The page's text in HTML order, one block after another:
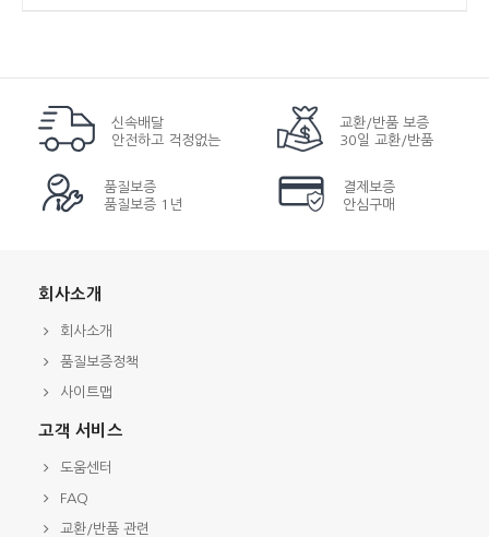
신속배달
안전하고 걱정없는
교환/반품 보증
30일 교환/반품
품질보증
품질보증 1년
결제보증
안심구매
회사소개
회사소개
품질보증정책
사이트맵
고객 서비스
도움센터
FAQ
교환/반품 관련